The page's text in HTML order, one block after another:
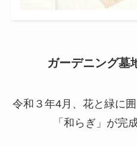
ガーデニング墓
令和３年4月、花と緑に
「和らぎ」が完